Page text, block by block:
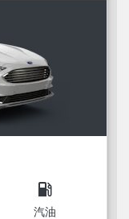
local_gas_station
汽油